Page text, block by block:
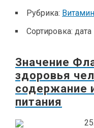
Рубрика:
Сортировка:
Значение
здоровья
содержание
питания